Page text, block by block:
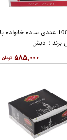
چای 100 عددی ساده خانواده با
برند : دبش
۵۸۵,۰۰۰